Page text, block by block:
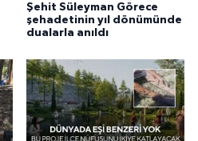
Şehit Süleyman Görece
şehadetinin yıl dönümünde
dualarla anıldı